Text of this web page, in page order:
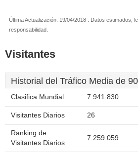
Última Actualización: 19/04/2018 . Datos estimados,
responsabilidad.
Visitantes
Historial del Tráfico Media de
Clasifica Mundial 7.941.830
Visitantes Diarios 26
Ranking de
Visitantes Diarios
7.259.059